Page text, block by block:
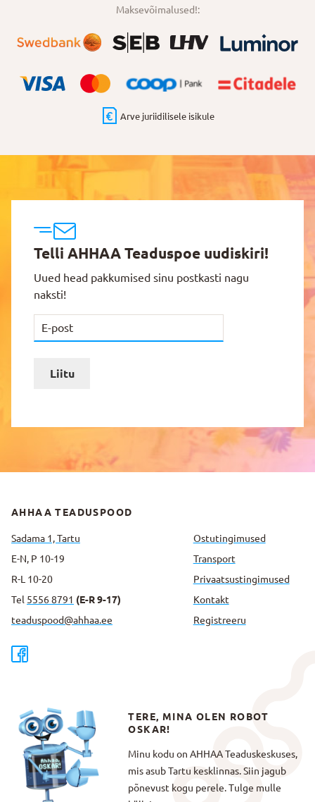
Maksevõimalused!:
Arve juriidilisele isikule
Telli AHHAA Teaduspoe uudiskiri!
Uued head pakkumised sinu postkasti nagu
naksti!
Liitu
AHHAA TEADUSPOOD
Sadama 1, Tartu
E-N, P 10-19
R-L 10-20
Tel 5556 8791 (E-R 9-17)
teaduspood@ahhaa.ee
Ostutingimused
Transport
Privaatsus­tingimused
Kontakt
Registreeru
TERE, MINA OLEN ROBOT
OSKAR!
Minu kodu on AHHAA Teaduskeskuses,
mis asub Tartu kesklinnas. Siin jagub
põnevust kogu perele. Tulge mulle